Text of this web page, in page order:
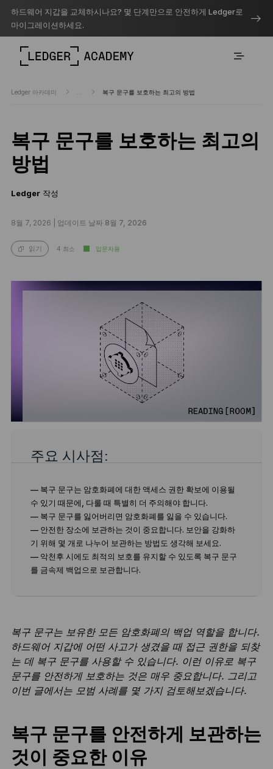
하드웨어 지갑을 교체하시나요? 몇 단계만으로 안전하게 Ledger로
마이그레이션하세요.
Ledger 아카데미 복구 문구를 보호하는 최고의 방법
복구 문구를 보호하는 최고의
방법
Ledger작성
8월 7, 2026 | 업데이트 날짜 8월 7, 2026
읽기 4 최소 입문자용
주요 시사점:
— 복구 문구는 암호화폐에 대한 액세스 권한 확보에 이용될
수 있기 때문에, 다룰 때 특별히 더 주의해야 합니다.
— 복구 문구를 잃어버리면 암호화폐를 잃을 수 있습니다.
— 안전한 장소에 보관하는 것이 중요합니다. 보안을 강화하
기 위해 몇 개로 나누어 보관하는 방법도 생각해 보세요.
— 악천후 시에도 최적의 보호를 유지할 수 있도록 복구 문구
를 금속제 백업으로 보관합니다.
복구 문구는 보유한 모든 암호화폐의 백업 역할을 합니다.
하드웨어 지갑에 어떤 사고가 생겼을 때 접근 권한을 되찾
는 데 복구 문구를 사용할 수 있습니다. 이런 이유로 복구
문구를 안전하게 보호하는 것은 매우 중요합니다. 그리고
이번 글에서는 모범 사례를 몇 가지 검토해보겠습니다.
복구 문구를 안전하게 보관하는
것이 중요한 이유